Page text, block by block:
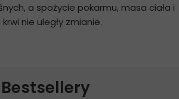
a spożycie pokarmu, masa ciała i
nie uległy zmianie.
Bestsellery